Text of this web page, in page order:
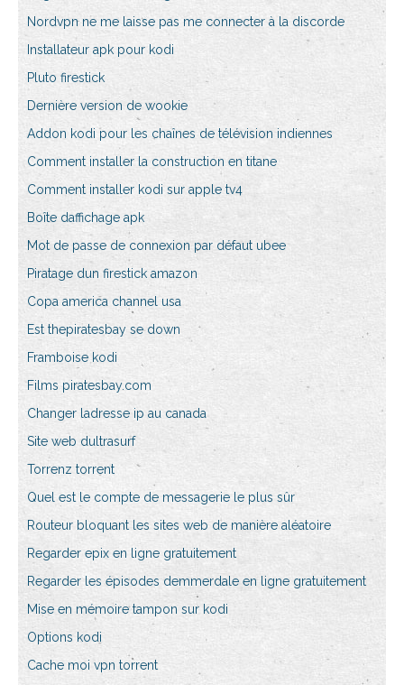
Nordvpn ne me laisse pas me connecter à la discorde
Installateur apk pour kodi
Pluto firestick
Dernière version de wookie
Addon kodi pour les chaînes de télévision indiennes
Comment installer la construction en titane
Comment installer kodi sur apple tv4
Boîte daffichage apk
Mot de passe de connexion par défaut ubee
Piratage dun firestick amazon
Copa america channel usa
Est thepiratesbay se down
Framboise kodi
Films piratesbay.com
Changer ladresse ip au canada
Site web dultrasurf
Torrenz torrent
Quel est le compte de messagerie le plus sûr
Routeur bloquant les sites web de manière aléatoire
Regarder epix en ligne gratuitement
Regarder les épisodes demmerdale en ligne gratuitement
Mise en mémoire tampon sur kodi
Options kodi
Cache moi vpn torrent